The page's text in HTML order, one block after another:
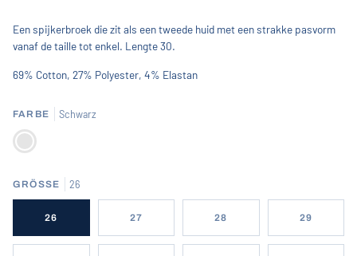
Een spijkerbroek die zit als een tweede huid met een strakke pasvorm
vanaf de taille tot enkel. Lengte 30.
69% Cotton, 27% Polyester, 4% Elastan
FARBE Schwarz
Schwarz
GRÖSSE 26
26 27 28 29